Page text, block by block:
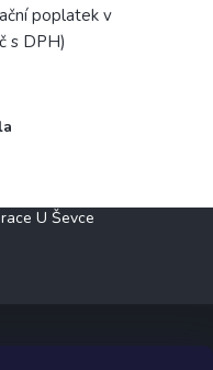
poplatek v
s DPH)
U Ševce